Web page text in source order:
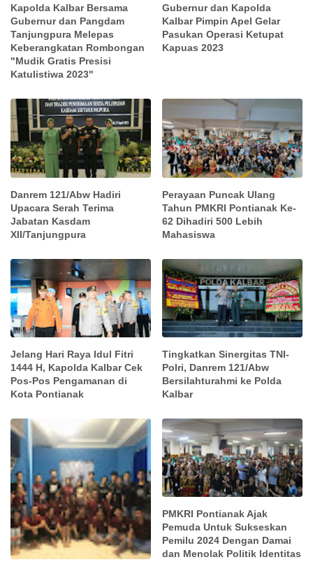
Kapolda Kalbar Bersama
Gubernur dan Pangdam
Tanjungpura Melepas
Keberangkatan Rombongan
"Mudik Gratis Presisi
Katulistiwa 2023"
Gubernur dan Kapolda
Kalbar Pimpin Apel Gelar
Pasukan Operasi Ketupat
Kapuas 2023
Danrem 121/Abw Hadiri
Upacara Serah Terima
Jabatan Kasdam
XII/Tanjungpura
Perayaan Puncak Ulang
Tahun PMKRI Pontianak Ke-
62 Dihadiri 500 Lebih
Mahasiswa
Jelang Hari Raya Idul Fitri
1444 H, Kapolda Kalbar Cek
Pos-Pos Pengamanan di
Kota Pontianak
Tingkatkan Sinergitas TNI-
Polri, Danrem 121/Abw
Bersilahturahmi ke Polda
Kalbar
PMKRI Pontianak Ajak
Pemuda Untuk Sukseskan
Pemilu 2024 Dengan Damai
dan Menolak Politik Identitas